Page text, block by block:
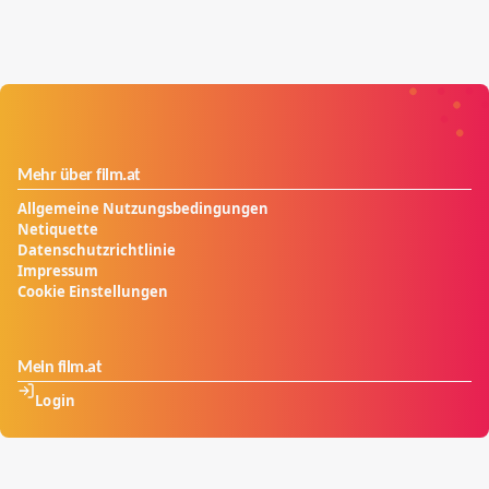
Mehr über film.at
Allgemeine Nutzungsbedingungen
Netiquette
Datenschutzrichtlinie
Impressum
Cookie Einstellungen
Mein film.at
Login